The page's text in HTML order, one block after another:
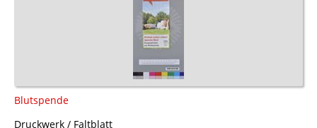
Blutspende
Druckwerk / Faltblatt